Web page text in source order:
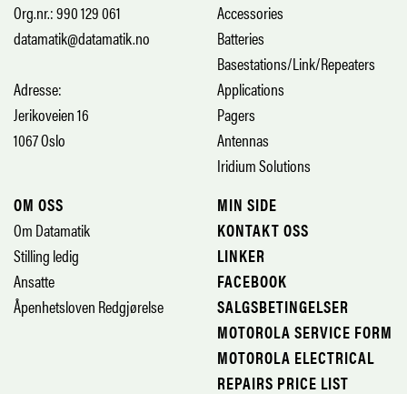
Org.nr.: 990 129 061
datamatik@datamatik.no
Adresse:
Jerikoveien 16
1067 Oslo
Accessories
Batteries
Basestations/Link/Repeaters
Applications
Pagers
Antennas
Iridium Solutions
OM OSS
Om Datamatik
Stilling ledig
Ansatte
Åpenhetsloven Redgjørelse
MIN SIDE
KONTAKT OSS
LINKER
FACEBOOK
SALGSBETINGELSER
MOTOROLA SERVICE FORM
MOTOROLA ELECTRICAL
REPAIRS PRICE LIST